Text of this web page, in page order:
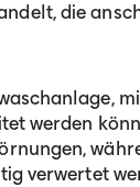
die
werden
verwertet